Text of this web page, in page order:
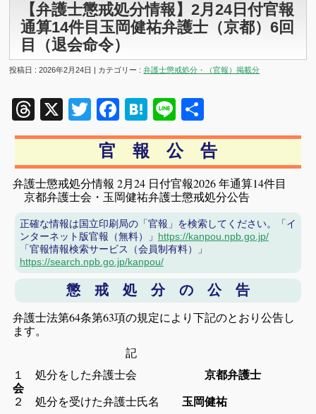
【弁護士懲戒処分情報】2月24日付官報
通算14件目玉岡健祐弁護士（京都）6回
目（退会命令）
投稿日 : 2026年2月24日 | カテゴリー :弁護士懲戒処分・（官報）掲載分
Threads
X TwitterFacebook
Hatena
Line
有
官 報 公 告
弁護士懲戒処分情報 2月24 日付官報2026 年通算14件目
京都弁護士会・玉岡健祐弁護士懲戒処分公告
正確な情報は国立印刷局の「官報」を検索してください。「イ
ンターネット版官報（無料）」 https://kanpou.npb.go.jp/
「官報情報検索サービス（会員制有料）」
https://search.npb.go.jp/kanpou/
懲 戒 処 分 の 公 告
弁護士法第64条第63項の規定により下記のとおり公告し
ます。
記
１ 処分をした弁護士会京都弁護士
会
２ 処分を受けた弁護士氏名 玉岡健祐